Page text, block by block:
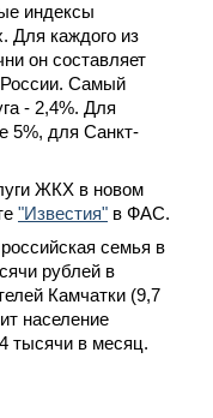
индексы
Для каждого из
он составляет
Самый
- 2,4%. Для
5%, для Санкт-
ЖКХ в новом
"Известия" в ФАС.
семья в
рублей в
Камчатки (9,7
население
тысячи в месяц.